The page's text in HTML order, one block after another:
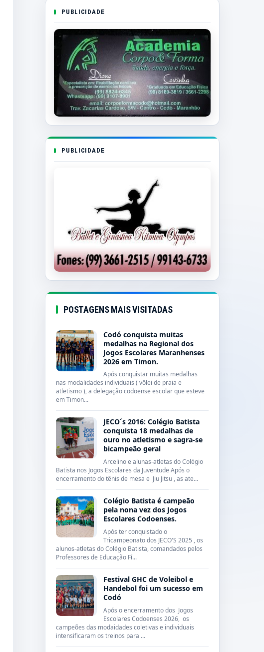
PUBLICIDADE
PUBLICIDADE
POSTAGENS MAIS VISITADAS
Codó conquista muitas
medalhas na Regional dos
Jogos Escolares Maranhenses
2026 em Timon.
Após conquistar muitas medalhas
nas modalidades individuais ( vôlei de praia e
atletismo ), a delegação codoense escolar que esteve
em Timon...
JECO´s 2016: Colégio Batista
conquista 18 medalhas de
ouro no atletismo e sagra-se
bicampeão geral
Arcelino e alunas-atletas do Colégio
Batista nos Jogos Escolares da Juventude Após o
encerramento do tênis de mesa e Jiu Jitsu , as ate...
Colégio Batista é campeão
pela nona vez dos Jogos
Escolares Codoenses.
Após ter conquistado o
Tricampeonato dos JECO'S 2025 , os
alunos-atletas do Colégio Batista, comandados pelos
Professores de Educação Fí...
Festival GHC de Voleibol e
Handebol foi um sucesso em
Codó
Após o encerramento dos Jogos
Escolares Codoenses 2026, os
campeões das modaidades coletivas e individuais
intensificaram os treinos para ...